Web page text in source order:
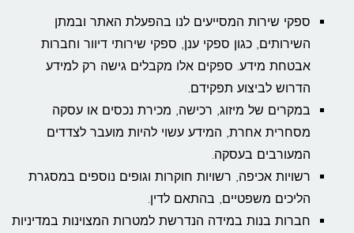
ספקי שירות המסייעים לנו בהפעלת האתר ובמתן
השירותים, כגון ספקי ענן, ספקי שירותי דיוור וחברות
אבטחת מידע. ספקים אלו מקבלים גישה רק למידע
הדרוש לביצוע תפקידם.
במקרים של מיזוג, רכישה, מכירת נכסים או עסקה
מסחרית אחרת, המידע עשוי להיות מועבר לצדדים
המעורבים בעסקה.
רשויות אכיפה, רשויות חוקרות וגופים נוספים במסגרת
הליכים משפטיים, בהתאם לדין.
חברות בנות במידה הנדרשת למטרות המצוינות במדיניות